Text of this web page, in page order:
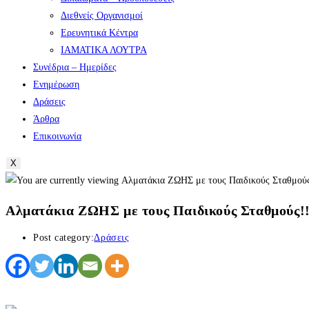
Διεθνείς Οργανισμοί
Ερευνητικά Κέντρα
ΙΑΜΑΤΙΚΑ ΛΟΥΤΡΑ
Συνέδρια – Ημερίδες
Ενημέρωση
Δράσεις
Άρθρα
Επικοινωνία
X
Αλματάκια ΖΩΗΣ με τους Παιδικούς
Post category:Δράσεις